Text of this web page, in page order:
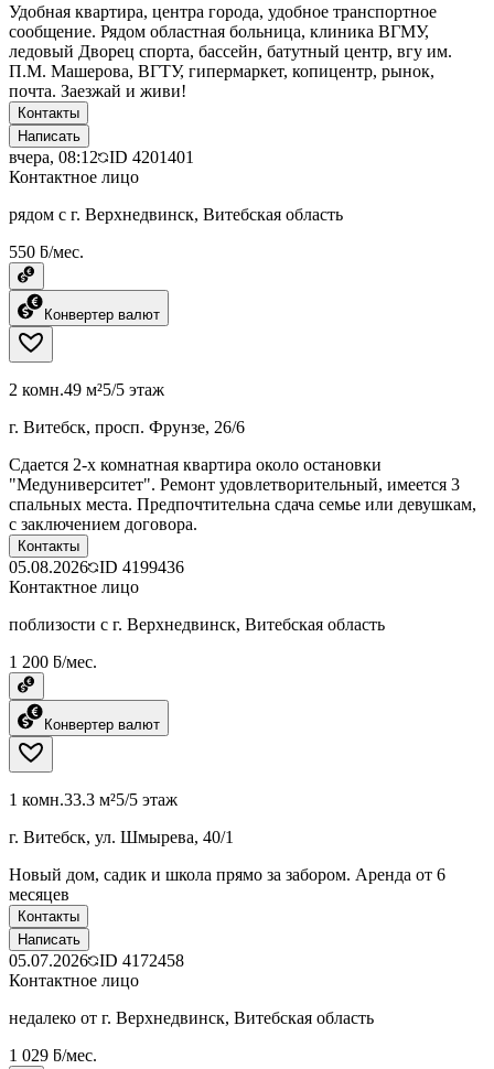
Удобная квартира, центра города, удобное транспортное
сообщение. Рядом областная больница, клиника ВГМУ,
ледовый Дворец спорта, бассейн, батутный центр, вгу им.
П.М. Машерова, ВГТУ, гипермаркет, копицентр, рынок,
почта. Заезжай и живи!
Контакты
Написать
вчера, 08:12 ID 4201401
Контактное лицо
рядом с г. Верхнедвинск, Витебская область
550 ƃ/мес.
Конвертер валют
2 комн.49 м²5/5 этаж
г. Витебск, просп. Фрунзе, 26/6
Сдается 2-х комнатная квартира около остановки
"Медуниверситет". Ремонт удовлетворительный, имеется 3
спальных места. Предпочтительна сдача семье или девушкам,
с заключением договора.
Контакты
05.08.2026 ID 4199436
Контактное лицо
поблизости с г. Верхнедвинск, Витебская область
1 200 ƃ/мес.
Конвертер валют
1 комн.33.3 м²5/5 этаж
г. Витебск, ул. Шмырева, 40/1
Новый дом, садик и школа прямо за забором. Аренда от 6
месяцев
Контакты
Написать
05.07.2026 ID 4172458
Контактное лицо
недалеко от г. Верхнедвинск, Витебская область
1 029 ƃ/мес.